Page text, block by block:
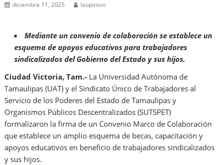
diciembre 11, 2025 laopinion
Mediante un convenio de colaboración se establece un
esquema de apoyos educativos para trabajadores
sindicalizados del Gobierno del Estado y sus hijos.
Ciudad Victoria, Tam.- La Universidad Autónoma de
Tamaulipas (UAT) y el Sindicato Único de Trabajadores al
Servicio de los Poderes del Estado de Tamaulipas y
Organismos Públicos Descentralizados (SUTSPET)
formalizaron la firma de un Convenio Marco de Colaboración
que establece un amplio esquema de becas, capacitación y
apoyos educativos en beneficio de trabajadores sindicalizados
y sus hijos.